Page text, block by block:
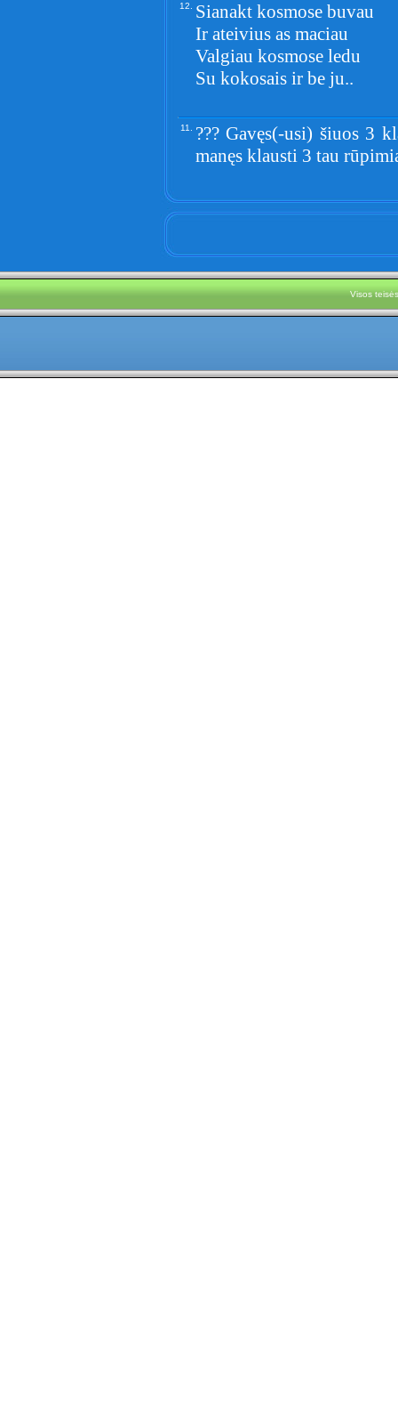
12. Sianakt kosmose buvau
Ir ateivius as maciau
Valgiau kosmose ledu
Su kokosais ir be ju..
11. ??? Gavęs(-usi) šiuos 3
manęs klausti 3 tau
Visos